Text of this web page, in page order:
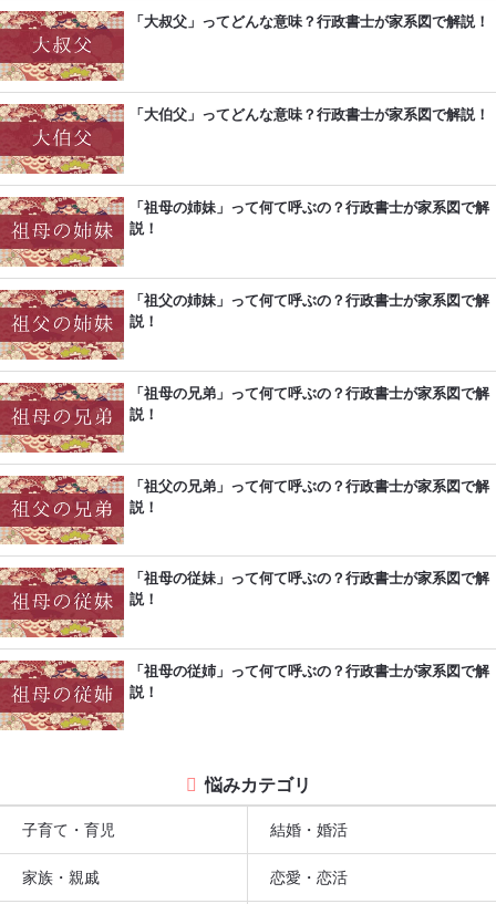
「大叔父」ってどんな意味？行政書士が家系図で解説！
「大伯父」ってどんな意味？行政書士が家系図で解説！
「祖母の姉妹」って何て呼ぶの？行政書士が家系図で解
説！
「祖父の姉妹」って何て呼ぶの？行政書士が家系図で解
説！
「祖母の兄弟」って何て呼ぶの？行政書士が家系図で解
説！
「祖父の兄弟」って何て呼ぶの？行政書士が家系図で解
説！
「祖母の従妹」って何て呼ぶの？行政書士が家系図で解
説！
「祖母の従姉」って何て呼ぶの？行政書士が家系図で解
説！
悩みカテゴリ
子育て・育児 結婚・婚活
家族・親戚 恋愛・恋活